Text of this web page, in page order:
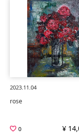
2023.11.04
rose
0
¥